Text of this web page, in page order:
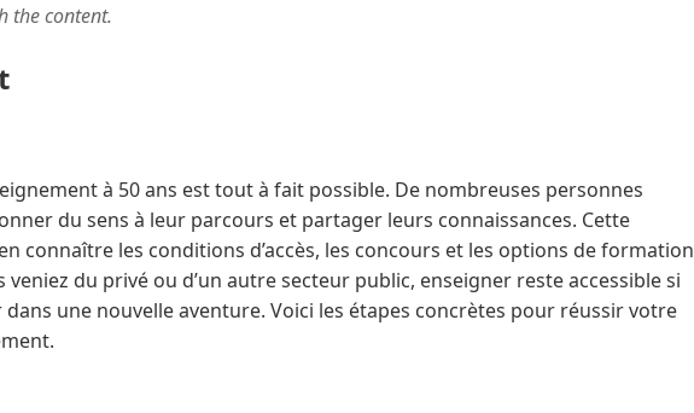
the content.
à 50 ans est tout à fait possible. De nombreuses personnes
du sens à leur parcours et partager leurs connaissances. Cette
connaître les conditions d’accès, les concours et les options de formation
veniez du privé ou d’un autre secteur public, enseigner reste accessible si
une nouvelle aventure. Voici les étapes concrètes pour réussir votre